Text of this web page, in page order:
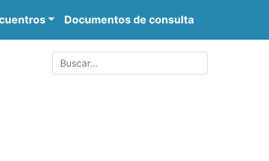
Documentos de consulta